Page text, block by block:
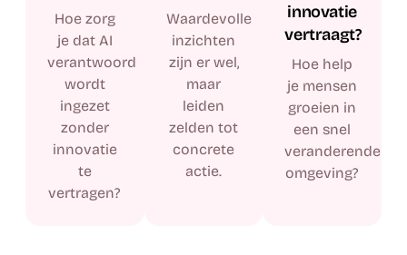
Hoe zorg
je dat AI
verantwoord
wordt
ingezet
zonder
innovatie
te
vertragen?
Waardevolle
inzichten
zijn er wel,
maar
leiden
zelden tot
concrete
actie.
innovatie
vertraagt?
Hoe help
je mensen
groeien in
een snel
veranderende
omgeving?